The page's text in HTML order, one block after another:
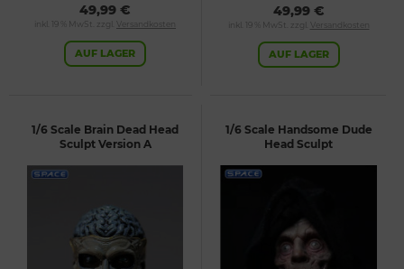
49,99 €
inkl. 19 % MwSt. zzgl. Versandkosten
AUF LAGER
49,99 €
inkl. 19 % MwSt. zzgl. Versandkosten
AUF LAGER
1/6 Scale Brain Dead Head
Sculpt Version A
1/6 Scale Handsome Dude
Head Sculpt